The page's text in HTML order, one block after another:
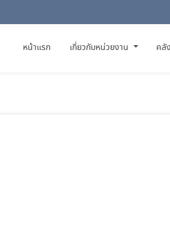
หน้าแรก(CURRENT)
เกี่ยวกับหน่วยงาน คลั